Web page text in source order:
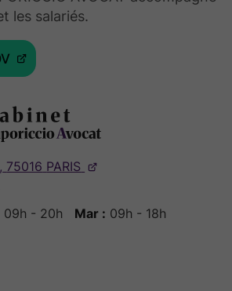
75016 PARIS
09h - 20h Mar : 09h - 18h
les salariés.